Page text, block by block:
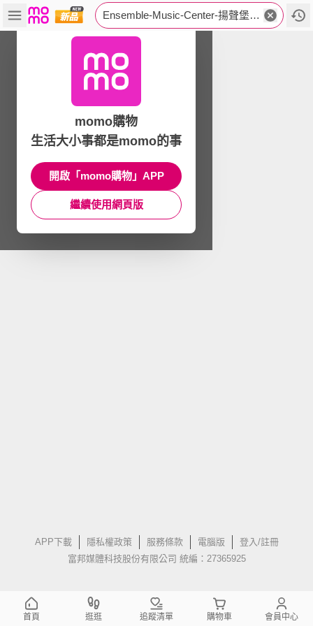
Ensemble-Music-Center-揚聲堡音樂中心
APP下載 隱私權政策 服務條款 電腦版
登入/註冊
富邦媒體科技股份有限公司 統編：27365925
momo購物
生活大小事都是momo的事
開啟「momo購物」APP
繼續使用網頁版
首頁 逛逛 追蹤清單 購物車 會員中心